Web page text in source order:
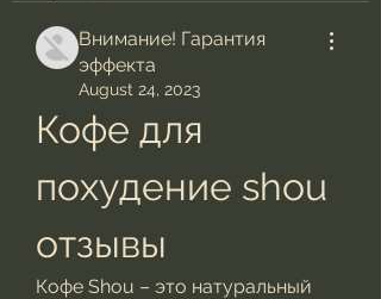
Внимание! Гарантия
эффекта
August 24, 2023
Кофе для
похудение shou
отзывы
Кофе Shou – это натуральный